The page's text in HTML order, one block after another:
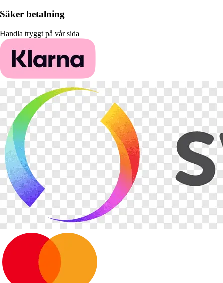
Säker betalning
Handla tryggt på vår sida